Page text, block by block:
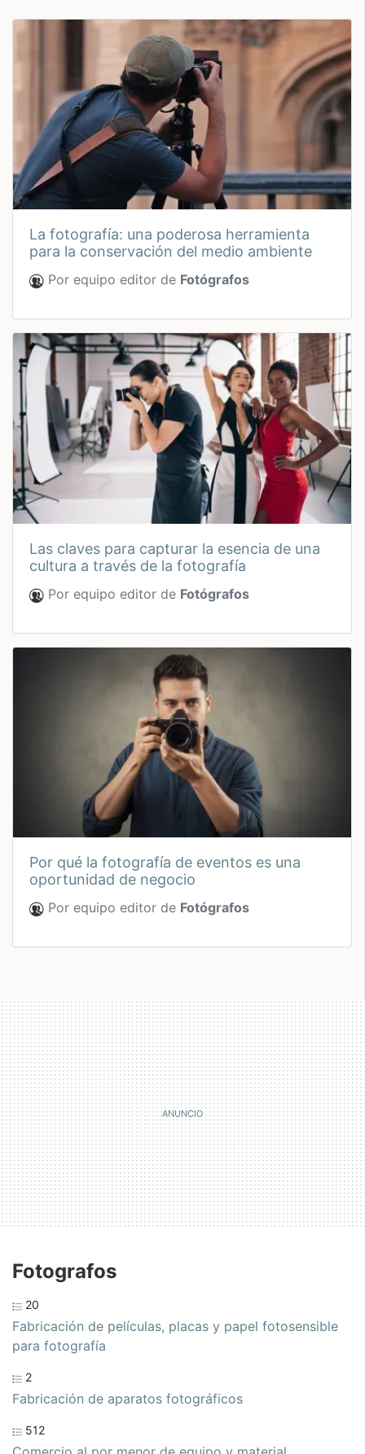
la fotografía: una poderosa herramienta
para la conservación del medio ambiente
Por equipo editor de Fotógrafos
las claves para capturar la esencia de una
cultura a través de la fotografía
Por equipo editor de Fotógrafos
por qué la fotografía de eventos es una
oportunidad de negocio
Por equipo editor de Fotógrafos
Fotografos
20
Fabricación de películas, placas y papel fotosensible
para fotografía
2
Fabricación de aparatos fotográficos
512